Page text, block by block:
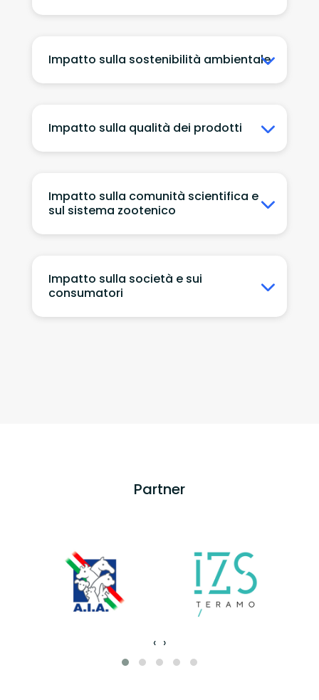
Impatto sulla sostenibilità ambientale
Impatto sulla qualità dei prodotti
Impatto sulla comunità scientifica e
sul sistema zootenico
Impatto sulla società e sui
consumatori
Partner
‹ ›